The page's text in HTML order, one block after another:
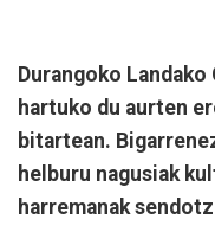
Durangoko Landako
hartuko du aurten
bitartean.
helburu nagusiak
harremanak